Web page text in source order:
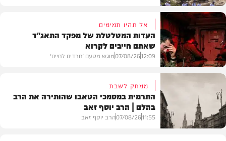
וידאו
דעות
אל תהיו תמימים
העדות המטלטלת של מפקד התאג"ד
שאתם חייבים לקרוא
12:09
07/08/26מוגש מטעם 'חרדים לחיים'
ממתק לשבת
התרמית במסמכי הטאבו שהותירה את הרב
בהלם | הרב יוסף זאב
11:55
07/08/26הרב יוסף זאב